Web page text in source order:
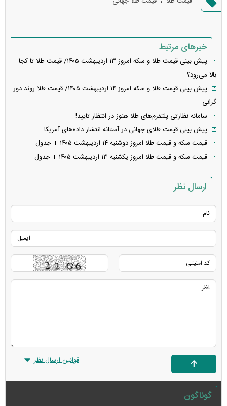
خطا
خبرهای مرتبط
پیش بینی قیمت طلا و سکه امروز ۱۳ اردیبهشت ۱۴۰۵/ قیمت طلا تا کجا
بالا می‌رود؟
پیش بینی قیمت طلا و سکه امروز ۱۴ اردیبهشت ۱۴۰۵/ قیمت طلا روند دور
گرانی
سامانه نظارتی پلتفرم‌های طلا هنوز در انتظار تایید!
پیش بینی قیمت طلای جهانی در آستانه انتشار داده‌های آمریکا
قیمت سکه و قیمت طلا امروز دوشنبه ۱۴ اردیبهشت ۱۴۰۵ + جدول
قیمت سکه و قیمت طلا امروز یکشنبه ۱۳ اردیبهشت ۱۴۰۵ + جدول
ارسال نظر
قوانین ارسال نظر
گوناگون